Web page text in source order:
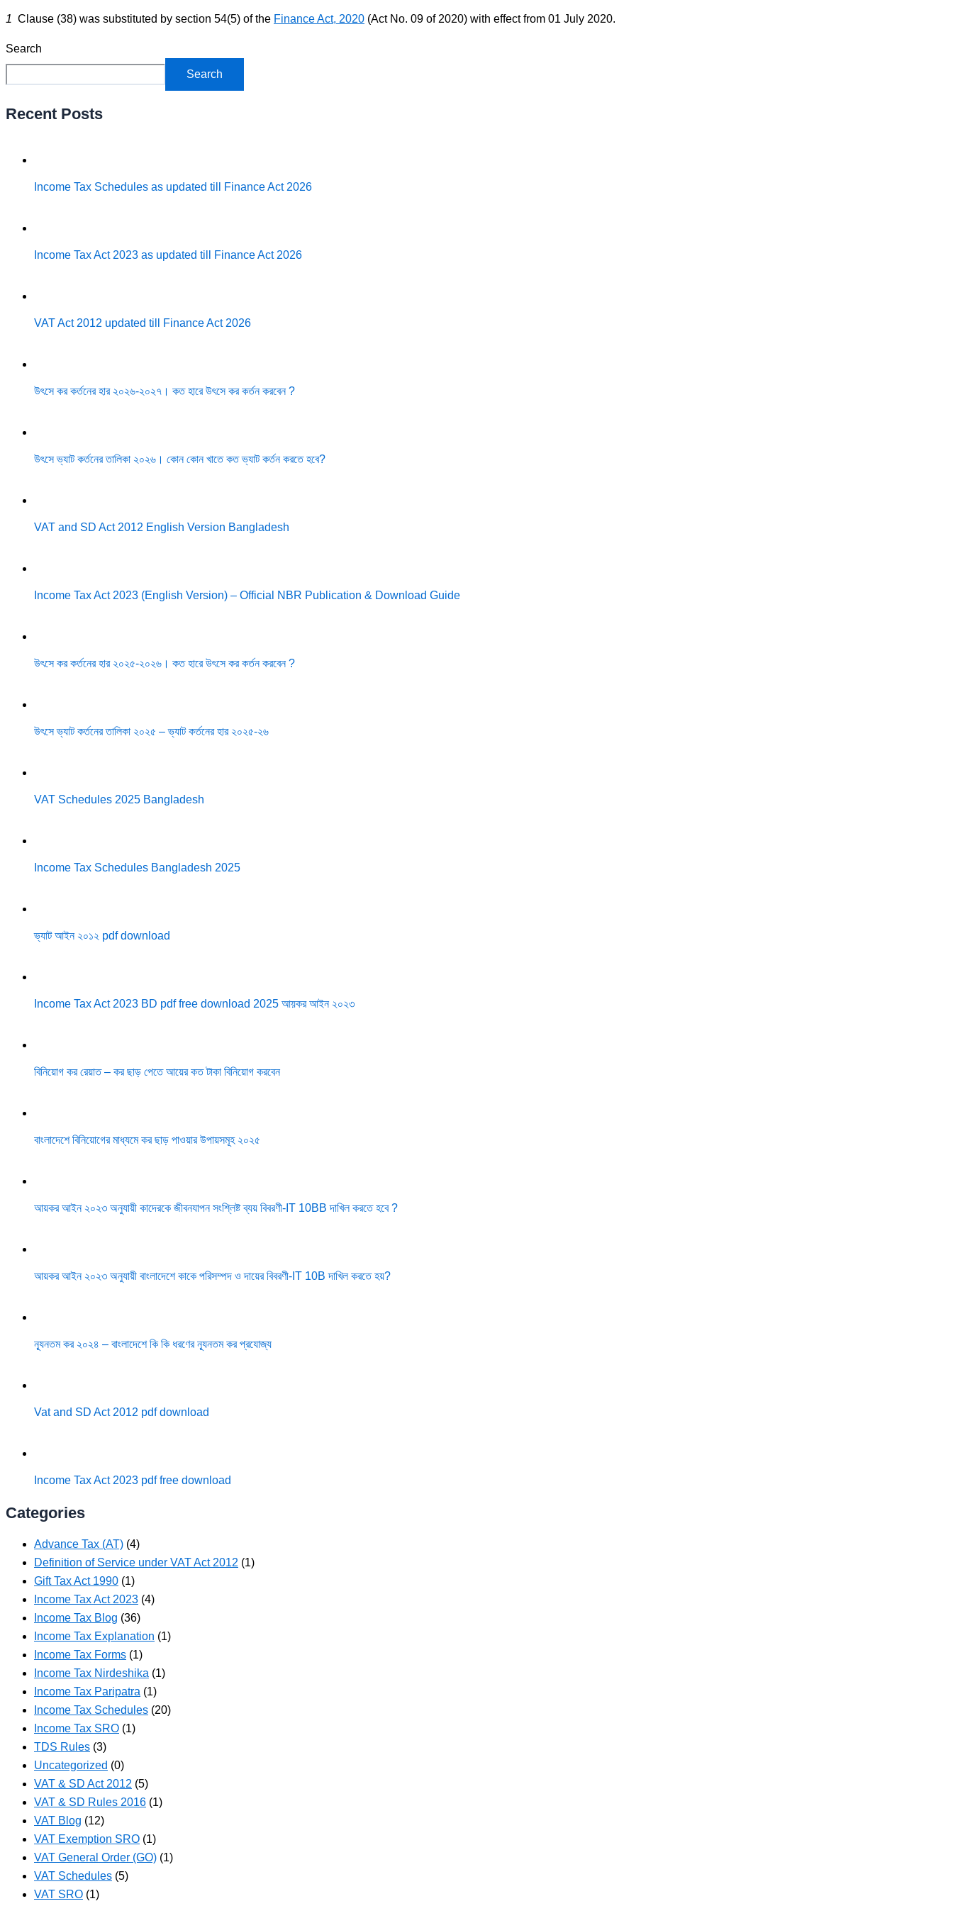
1 Clause (38) was substituted by section 54(5) of the Finance Act, 2020 (Act No. 09 of 2020) with effect from 01 July 2020.
Search
Search
Recent Posts
Income Tax Schedules as updated till Finance Act 2026
Income Tax Act 2023 as updated till Finance Act 2026
VAT Act 2012 updated till Finance Act 2026
উৎসে কর কর্তনের হার ২০২৬-২০২৭। কত হারে উৎসে কর কর্তন করবেন ?
উৎসে ভ্যাট কর্তনের তালিকা ২০২৬। কোন কোন খাতে কত ভ্যাট কর্তন করতে হবে?
VAT and SD Act 2012 English Version Bangladesh
Income Tax Act 2023 (English Version) – Official NBR Publication & Download Guide
উৎসে কর কর্তনের হার ২০২৫-২০২৬। কত হারে উৎসে কর কর্তন করবেন ?
উৎসে ভ্যাট কর্তনের তালিকা ২০২৫ – ভ্যাট কর্তনের হার ২০২৫-২৬
VAT Schedules 2025 Bangladesh
Income Tax Schedules Bangladesh 2025
ভ্যাট আইন ২০১২ pdf download
Income Tax Act 2023 BD pdf free download 2025 আয়কর আইন ২০২৩
বিনিয়োগ কর রেয়াত – কর ছাড় পেতে আয়ের কত টাকা বিনিয়োগ করবেন
বাংলাদেশে বিনিয়োগের মাধ্যমে কর ছাড় পাওয়ার উপায়সমূহ ২০২৫
আয়কর আইন ২০২৩ অনুযায়ী কাদেরকে জীবনযাপন সংশ্লিষ্ট ব্যয় বিবরণী-IT 10BB দাখিল করতে হবে ?
আয়কর আইন ২০২৩ অনুযায়ী বাংলাদেশে কাকে পরিসম্পদ ও দায়ের বিবরণী-IT 10B দাখিল করতে হয়?
ন্যূনতম কর ২০২৪ – বাংলাদেশে কি কি ধরণের ন্যূনতম কর প্রযোজ্য
Vat and SD Act 2012 pdf download
Income Tax Act 2023 pdf free download
Categories
Advance Tax (AT) (4)
Definition of Service under VAT Act 2012 (1)
Gift Tax Act 1990 (1)
Income Tax Act 2023 (4)
Income Tax Blog (36)
Income Tax Explanation (1)
Income Tax Forms (1)
Income Tax Nirdeshika (1)
Income Tax Paripatra (1)
Income Tax Schedules (20)
Income Tax SRO (1)
TDS Rules (3)
Uncategorized (0)
VAT & SD Act 2012 (5)
VAT & SD Rules 2016 (1)
VAT Blog (12)
VAT Exemption SRO (1)
VAT General Order (GO) (1)
VAT Schedules (5)
VAT SRO (1)